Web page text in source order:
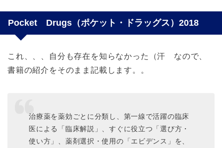
Pocket Drugs（ポケット・ドラッグス）2018
これ、、、自分も存在を知らなかった（汗 なので、
書籍の紹介をそのまま記載します。。
治療薬を薬効ごとに分類し、第一線で活躍の臨床
医による「臨床解説」、すぐに役立つ「選び方・
使い方」、薬剤選択・使用の「エビデンス」を、